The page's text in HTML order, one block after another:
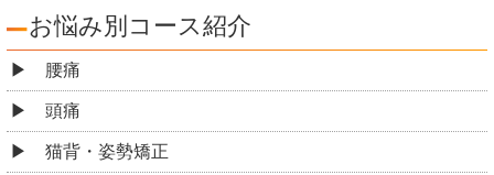
お悩み別コース紹介
腰痛
頭痛
猫背・姿勢矯正